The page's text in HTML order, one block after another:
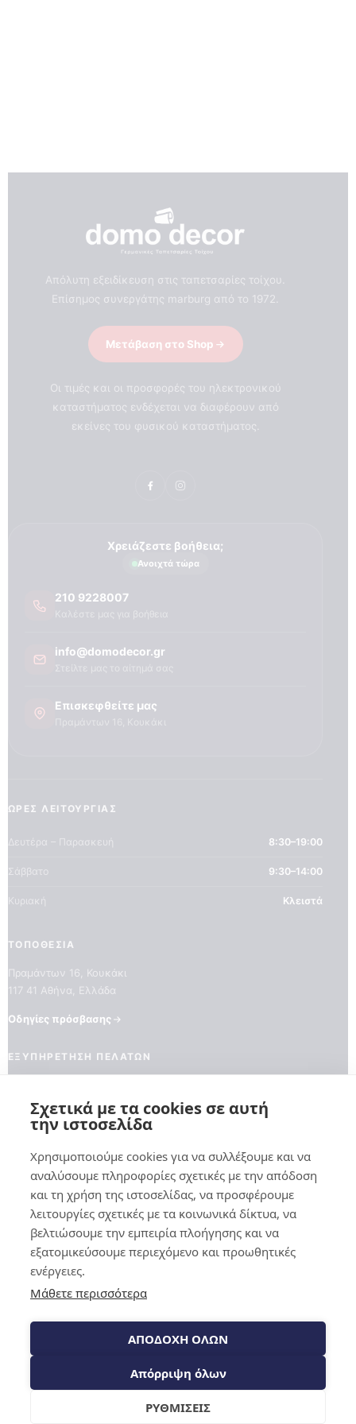
Σχετικά με τα cookies σε αυτή
την ιστοσελίδα
Χρησιμοποιούμε cookies για να συλλέξουμε και να
αναλύσουμε πληροφορίες σχετικές με την απόδοση
και τη χρήση της ιστοσελίδας, να προσφέρουμε
λειτουργίες σχετικές με τα κοινωνικά δίκτυα, να
βελτιώσουμε την εμπειρία πλοήγησης και να
εξατομικεύσουμε περιεχόμενο και προωθητικές
ενέργειες.
Μάθετε περισσότερα
ΑΠΟΔΟΧΗ ΟΛΩΝ
Απόρριψη όλων
ΡΥΘΜΙΣΕΙΣ
Απόλυτη εξειδίκευση στις ταπετσαρίες τοίχου.
Επίσημος συνεργάτης marburg από το 1972.
Μετάβαση στο Shop
Οι τιμές και οι προσφορές του ηλεκτρονικού
καταστήματος ενδέχεται να διαφέρουν από
εκείνες του φυσικού καταστήματος.
Χρειάζεστε βοήθεια;
Ανοιχτά τώρα
210 9228007
info@domodecor.gr
Επισκεφθείτε μας
ΏΡΕΣ ΛΕΙΤΟΥΡΓΊΑΣ
Δευτέρα – Παρασκευή 8:30–19:00
Σάββατο 9:30–14:00
Κυριακή Κλειστά
ΤΟΠΟΘΕΣΊΑ
Πραμάντων 16, Κουκάκι
117 41 Αθήνα, Ελλάδα
Οδηγίες πρόσβασης
ΕΞΥΠΗΡΈΤΗΣΗ ΠΕΛΑΤΏΝ
Αποστολές και παραδόσεις
Επιστροφές προϊόντων
Blog
ΝΟΜΙΚΈΣ ΠΛΗΡΟΦΟΡΊΕΣ
Στοιχεία επιχείρησης
Όροι και Προϋποθέσεις
Δικαίωμα υπαναχώρησης
Έντυπο υπαναχώρησης
Πολιτική απορρήτου
Πολιτική Cookies
Zervoudakis Evangelos & Sia E.E.· Διακριτικός τίτλος: DomoDecor ·
Πραμάντων 16, 117 41 Αθήνα, Ελλάδα · Α.Φ.Μ.: 084254700 · Αριθμός
ΦΠΑ: EL084254700